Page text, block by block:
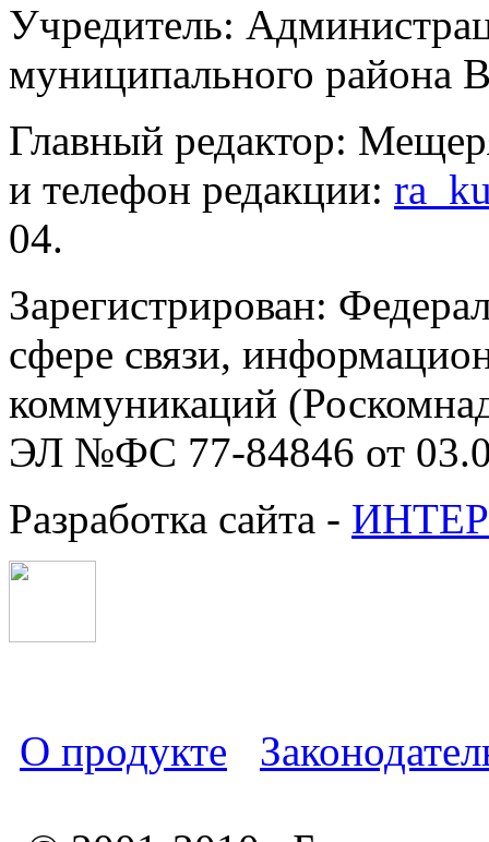
Учредитель:
муниципального района
Главный редактор:
и телефон редакции:
04.
Зарегистрирован:
сфере связи,
коммуникаций
ЭЛ №ФС 77-84846 от
Разработка сайта -
О продукте